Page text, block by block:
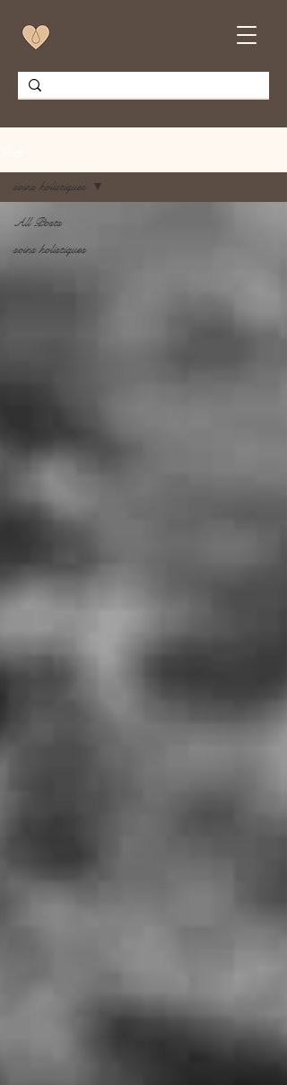
All Posts
soins holistiques
soins holistiques